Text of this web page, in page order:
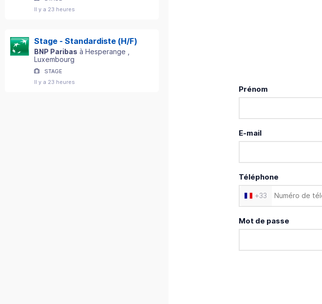
Il y a 23 heures
Stage - Standardiste (H/F)
BNP Paribas à Hesperange
Luxembourg
STAGE
Il y a 23 heures
Prénom
E-mail
Téléphone
+33
Mot de passe